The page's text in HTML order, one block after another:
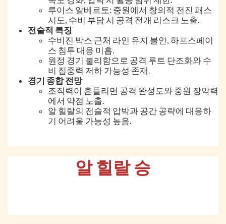
루이스 알베르토: 중원에서 창의적 전진 패스
시도, 수비 부담 시 공격 전개 리스크 노출.
전술적 특징
수비진 박스 근처 라인 유지 불안, 하프스페이
스 침투 대응 미흡.
원정 경기 불리함으로 공격 루트 단조화와 수
비 집중력 저하 가능성 존재.
경기 종합 전망
조직력이 흔들리면 공격 완성도와 중원 장악력
에서 약점 노출.
알 힐랄의 전술적 압박과 공간 공략에 대응하
기 어려울 가능성 높음.
알 힐랄 승